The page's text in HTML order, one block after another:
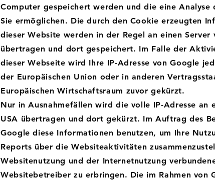
Computer gespeichert werden und die eine
Sie ermöglichen. Die durch den Cookie erzeugten
dieser Website werden in der Regel an einen Server
übertragen und dort gespeichert. Im Falle der
dieser Webseite wird Ihre IP-Adresse von Google
der Europäischen Union oder in anderen
Europäischen Wirtschaftsraum zuvor gekürzt.
Nur in Ausnahmefällen wird die volle IP-Adresse an
USA übertragen und dort gekürzt. Im Auftrag des
Google diese Informationen benutzen, um Ihre
Reports über die Websiteaktivitäten
Websitenutzung und der Internetnutzung
Websitebetreiber zu erbringen. Die im Rahmen von